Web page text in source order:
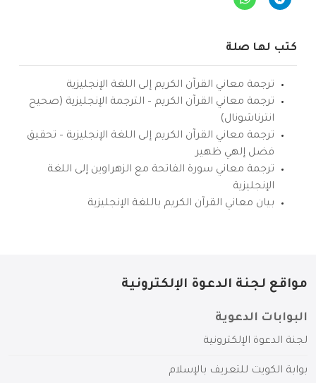
كتب لها صلة
ترجمة معاني القرآن الكريم إلى اللغة الإنجليزية
ترجمة معاني القرآن الكريم – الترجمة الإنجليزية (صحيح
انترناشونال)
ترجمة معاني القرآن الكريم إلى اللغة الإنجليزية – تحقيق
فضل إلهي ظهير
ترجمة معاني سورة الفاتحة مع الزهراوين إلى اللغة
الإنجليزية
بيان معاني القرآن الكريم باللغة الإنجليزية
مواقع لجنة الدعوة الإلكترونية
البوابات الدعوية
لجنة الدعوة الإلكترونية
بوابة الكويت للتعريف بالإسلام